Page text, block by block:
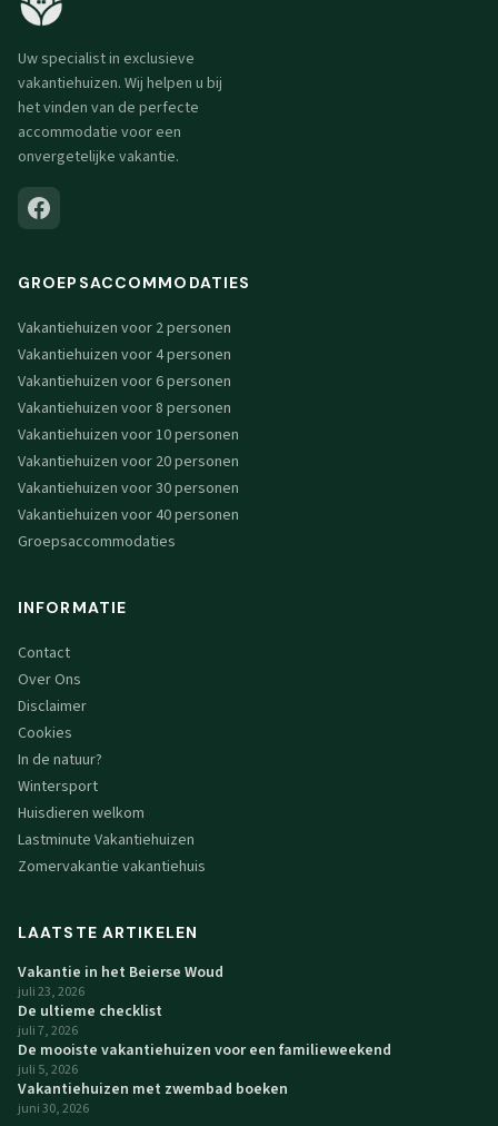
Uw specialist in exclusieve
vakantiehuizen. Wij helpen u bij
het vinden van de perfecte
accommodatie voor een
onvergetelijke vakantie.
GROEPSACCOMMODATIES
Vakantiehuizen voor 2 personen
Vakantiehuizen voor 4 personen
Vakantiehuizen voor 6 personen
Vakantiehuizen voor 8 personen
Vakantiehuizen voor 10 personen
Vakantiehuizen voor 20 personen
Vakantiehuizen voor 30 personen
Vakantiehuizen voor 40 personen
Groepsaccommodaties
INFORMATIE
Contact
Over Ons
Disclaimer
Cookies
In de natuur?
Wintersport
Huisdieren welkom
Lastminute Vakantiehuizen
Zomervakantie vakantiehuis
LAATSTE ARTIKELEN
Vakantie in het Beierse Woud
juli 23, 2026
De ultieme checklist
juli 7, 2026
De mooiste vakantiehuizen voor een familieweekend
juli 5, 2026
Vakantiehuizen met zwembad boeken
juni 30, 2026